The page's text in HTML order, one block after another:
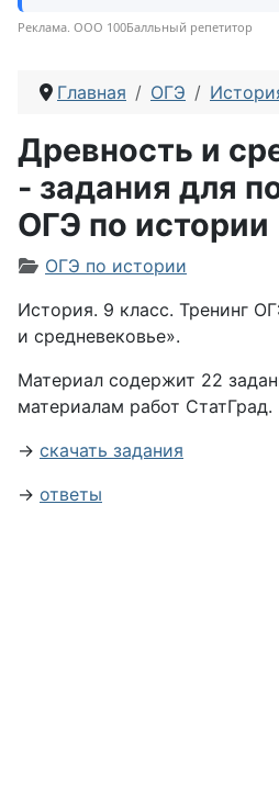
Реклама. ООО 100Балльный репетитор
Главная ОГЭ
Древность и
- задания для
ОГЭ по истории
Информация о материале
ОГЭ по истории
История. 9 класс. Тренинг
и средневековье».
Материал содержит 22
материалам работ СтатГрад.
→ скачать задания
→ ответы